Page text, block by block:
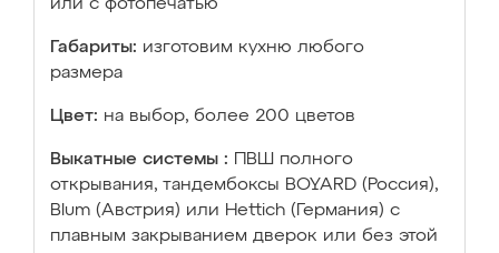
или с фотопечатью
Габариты: изготовим кухню любого
размера
Цвет: на выбор, более 200 цветов
Выкатные системы :
ПВШ полного
открывания, тандембоксы BOYARD (Россия),
Blum (Австрия) или Hettich (Германия) с
плавным закрыванием дверок или без этой